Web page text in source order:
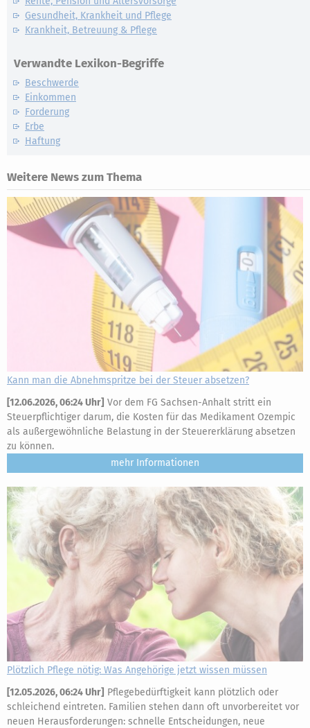
Gesundheit, Krankheit und Pflege
Krankheit, Betreuung & Pflege
Verwandte Lexikon-Begriffe
Beschwerde
Einkommen
Forderung
Erbe
Haftung
Weitere News zum Thema
Kann man die Abnehmspritze bei der Steuer absetzen?
[12.06.2026, 06:24 Uhr] Vor dem FG Sachsen-Anhalt stritt ein
Steuerpflichtiger darum, die Kosten für das Medikament Ozempic
als außergewöhnliche Belastung in der Steuererklärung absetzen
zu können.
mehr
Plötzlich Pflege nötig: Was Angehörige jetzt wissen müssen
[12.05.2026, 06:24 Uhr] Pflegebedürftigkeit kann plötzlich oder
schleichend eintreten. Familien stehen dann oft unvorbereitet vor
neuen Herausforderungen: schnelle Entscheidungen, neue